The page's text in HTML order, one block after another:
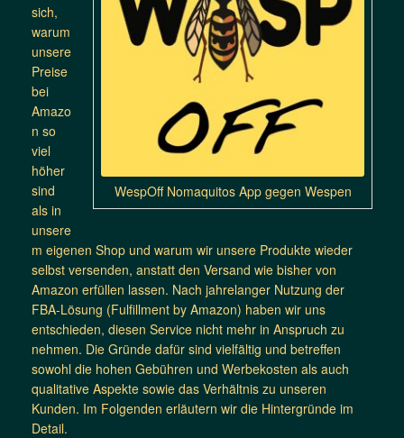
WespOff Nomaquitos App gegen Wespen
sich,
warum
unsere
Preise
bei
Amazo
n so
viel
höher
sind
als in
unsere
m eigenen Shop und warum wir unsere Produkte wieder
selbst versenden, anstatt den Versand wie bisher von
Amazon erfüllen lassen. Nach jahrelanger Nutzung der
FBA-Lösung (Fulfillment by Amazon) haben wir uns
entschieden, diesen Service nicht mehr in Anspruch zu
nehmen. Die Gründe dafür sind vielfältig und betreffen
sowohl die hohen Gebühren und Werbekosten als auch
qualitative Aspekte sowie das Verhältnis zu unseren
Kunden. Im Folgenden erläutern wir die Hintergründe im
Detail.